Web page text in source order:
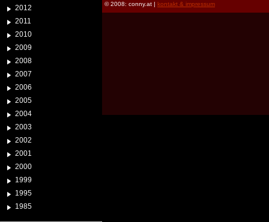
2012
2011
2010
2009
2008
2007
2006
2005
2004
2003
2002
2001
2000
1999
1995
1985
© 2008: conny.at | kontakt & impressum